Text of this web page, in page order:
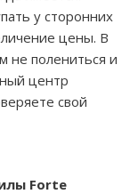
у сторонних
цены. В
не полениться и
центр
свой
Forte